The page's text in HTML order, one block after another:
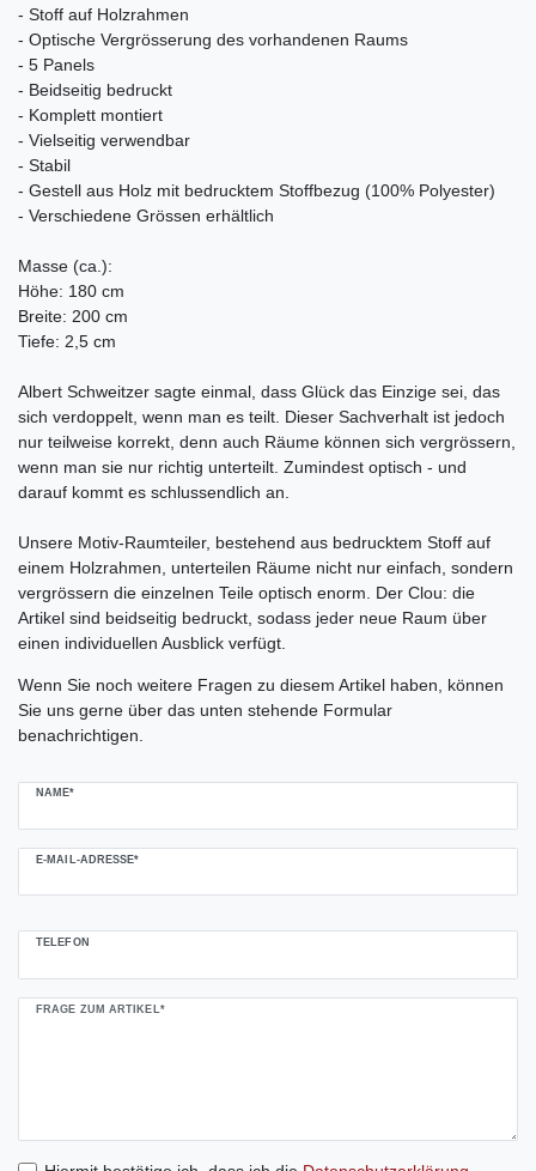
- Stoff auf Holzrahmen
- Optische Vergrösserung des vorhandenen Raums
- 5 Panels
- Beidseitig bedruckt
- Komplett montiert
- Vielseitig verwendbar
- Stabil
- Gestell aus Holz mit bedrucktem Stoffbezug (100% Polyester)
- Verschiedene Grössen erhältlich
Masse (ca.):
Höhe: 180 cm
Breite: 200 cm
Tiefe: 2,5 cm
Albert Schweitzer sagte einmal, dass Glück das Einzige sei, das
sich verdoppelt, wenn man es teilt. Dieser Sachverhalt ist jedoch
nur teilweise korrekt, denn auch Räume können sich vergrössern,
wenn man sie nur richtig unterteilt. Zumindest optisch - und
darauf kommt es schlussendlich an.
Unsere Motiv-Raumteiler, bestehend aus bedrucktem Stoff auf
einem Holzrahmen, unterteilen Räume nicht nur einfach, sondern
vergrössern die einzelnen Teile optisch enorm. Der Clou: die
Artikel sind beidseitig bedruckt, sodass jeder neue Raum über
einen individuellen Ausblick verfügt.
Wenn Sie noch weitere Fragen zu diesem Artikel haben, können
Sie uns gerne über das unten stehende Formular
benachrichtigen.
NAME*
E-MAIL-ADRESSE*
TELEFON
FRAGE ZUM ARTIKEL*